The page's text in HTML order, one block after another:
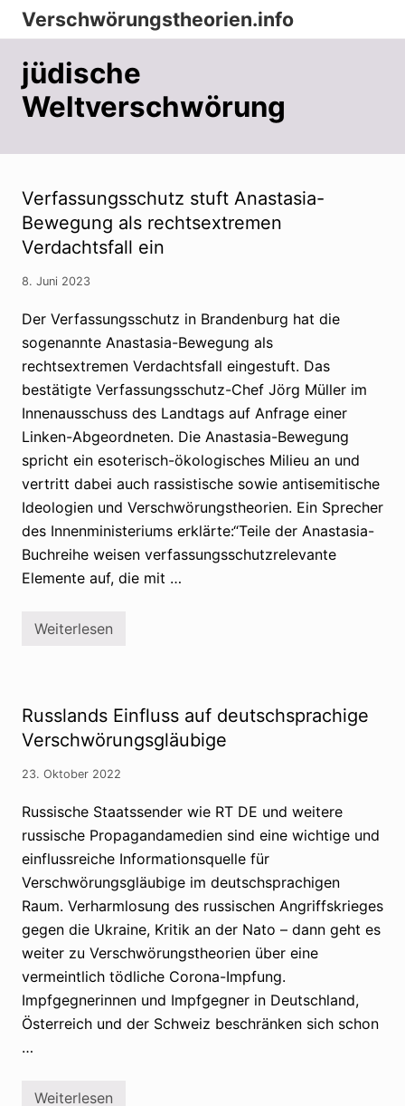
Menu
Zur
Hauptnavigation
springen
Zum
Inhalt
springen
Zur
Seitenspalte
springen
Verschwörungstheorien.info
Merkmalen,
Risiken
konspirationistischen
Denkens
jüdische
Weltverschwörung
Verfassungsschutz stuft Anastasia-
Bewegung als rechtsextremen
Verdachtsfall ein
8. Juni 2023
Der Verfassungsschutz in Brandenburg hat die
sogenannte Anastasia-Bewegung als
rechtsextremen Verdachtsfall eingestuft. Das
bestätigte Verfassungsschutz-Chef Jörg Müller im
Innenausschuss des Landtags auf Anfrage einer
Linken-Abgeordneten. Die Anastasia-Bewegung
spricht ein esoterisch-ökologisches Milieu an und
vertritt dabei auch rassistische sowie antisemitische
Ideologien und Verschwörungstheorien. Ein Sprecher
des Innenministeriums erklärte:“Teile der Anastasia-
Buchreihe weisen verfassungsschutzrelevante
Elemente auf, die mit …
V
s
u
n
s
c
h
u
t
z
s
u
f
t
A
n
a
s
t
a
B
Weiterlesen
Russlands Einfluss auf deutschsprachige
Verschwörungsgläubige
23. Oktober 2022
Russische Staatssender wie RT DE und weitere
russische Propagandamedien sind eine wichtige und
einflussreiche Informationsquelle für
Verschwörungsgläubige im deutschsprachigen
Raum. Verharmlosung des russischen Angriffskrieges
gegen die Ukraine, Kritik an der Nato – dann geht es
weiter zu Verschwörungstheorien über eine
vermeintlich tödliche Corona-Impfung.
Impfgegnerinnen und Impfgegner in Deutschland,
Österreich und der Schweiz beschränken sich schon
…
Weiterlesen